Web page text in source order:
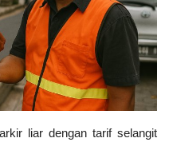
liar dengan tarif selangit